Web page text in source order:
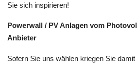
Sie sich inspirieren!
Powerwall / PV Anlagen vom
Anbieter
Sofern Sie uns wählen kriegen Sie